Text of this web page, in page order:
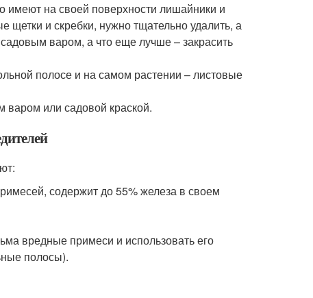
имеют на своей поверхности лишайники и
щетки и скребки, нужно тщательно удалить, а
варом, а что еще лучше – закрасить
полосе и на самом растении – листовые
или садовой краской.
содержит до 55% железа в своем
вредные примеси и использовать его
полосы).